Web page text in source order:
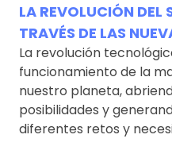
LA REVOLUCIÓN DEL
TRAVÉS DE LAS
La revolución
funcionamiento de la
nuestro planeta,
posibilidades y
diferentes retos y